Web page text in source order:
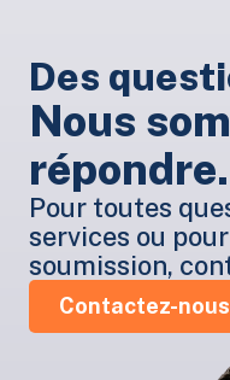
Des
Nous
répondre.
Pour toutes
services ou
soumission,
Contactez-nous